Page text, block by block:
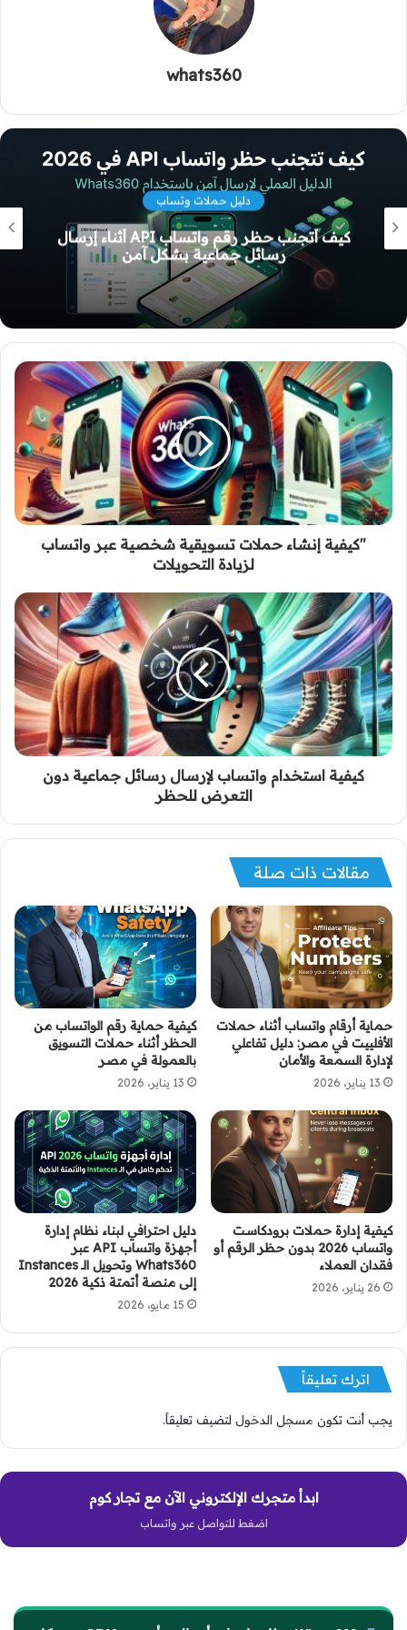
whats360
دليل حملات وتساب
كيفية استخدام واتساب لإرسال رسائل جماعية
دون التعرض للحظر
"كيفية إنشاء حملات تسويقية شخصية عبر واتساب
لزيادة التحويلات
كيفية استخدام واتساب لإرسال رسائل جماعية دون
التعرض للحظر
مقالات ذات صلة
حماية أرقام واتساب أثناء حملات
الأفلييت في مصر: دليل تفاعلي
لإدارة السمعة والأمان
13 يناير، 2026
كيفية حماية رقم الواتساب من
الحظر أثناء حملات التسويق
بالعمولة في مصر
13 يناير، 2026
كيفية إدارة حملات برودكاست
واتساب 2026 بدون حظر الرقم أو
فقدان العملاء
26 يناير، 2026
دليل احترافي لبناء نظام إدارة
أجهزة واتساب API عبر
Whats360 وتحويل الـ Instances
إلى منصة أتمتة ذكية 2026
15 مايو، 2026
اترك تعليقاً
يجب أنت تكون مسجل الدخول لتضيف تعليقاً.
ابدأ متجرك الإلكتروني الآن مع تجار كوم
اضغط للتواصل عبر واتساب